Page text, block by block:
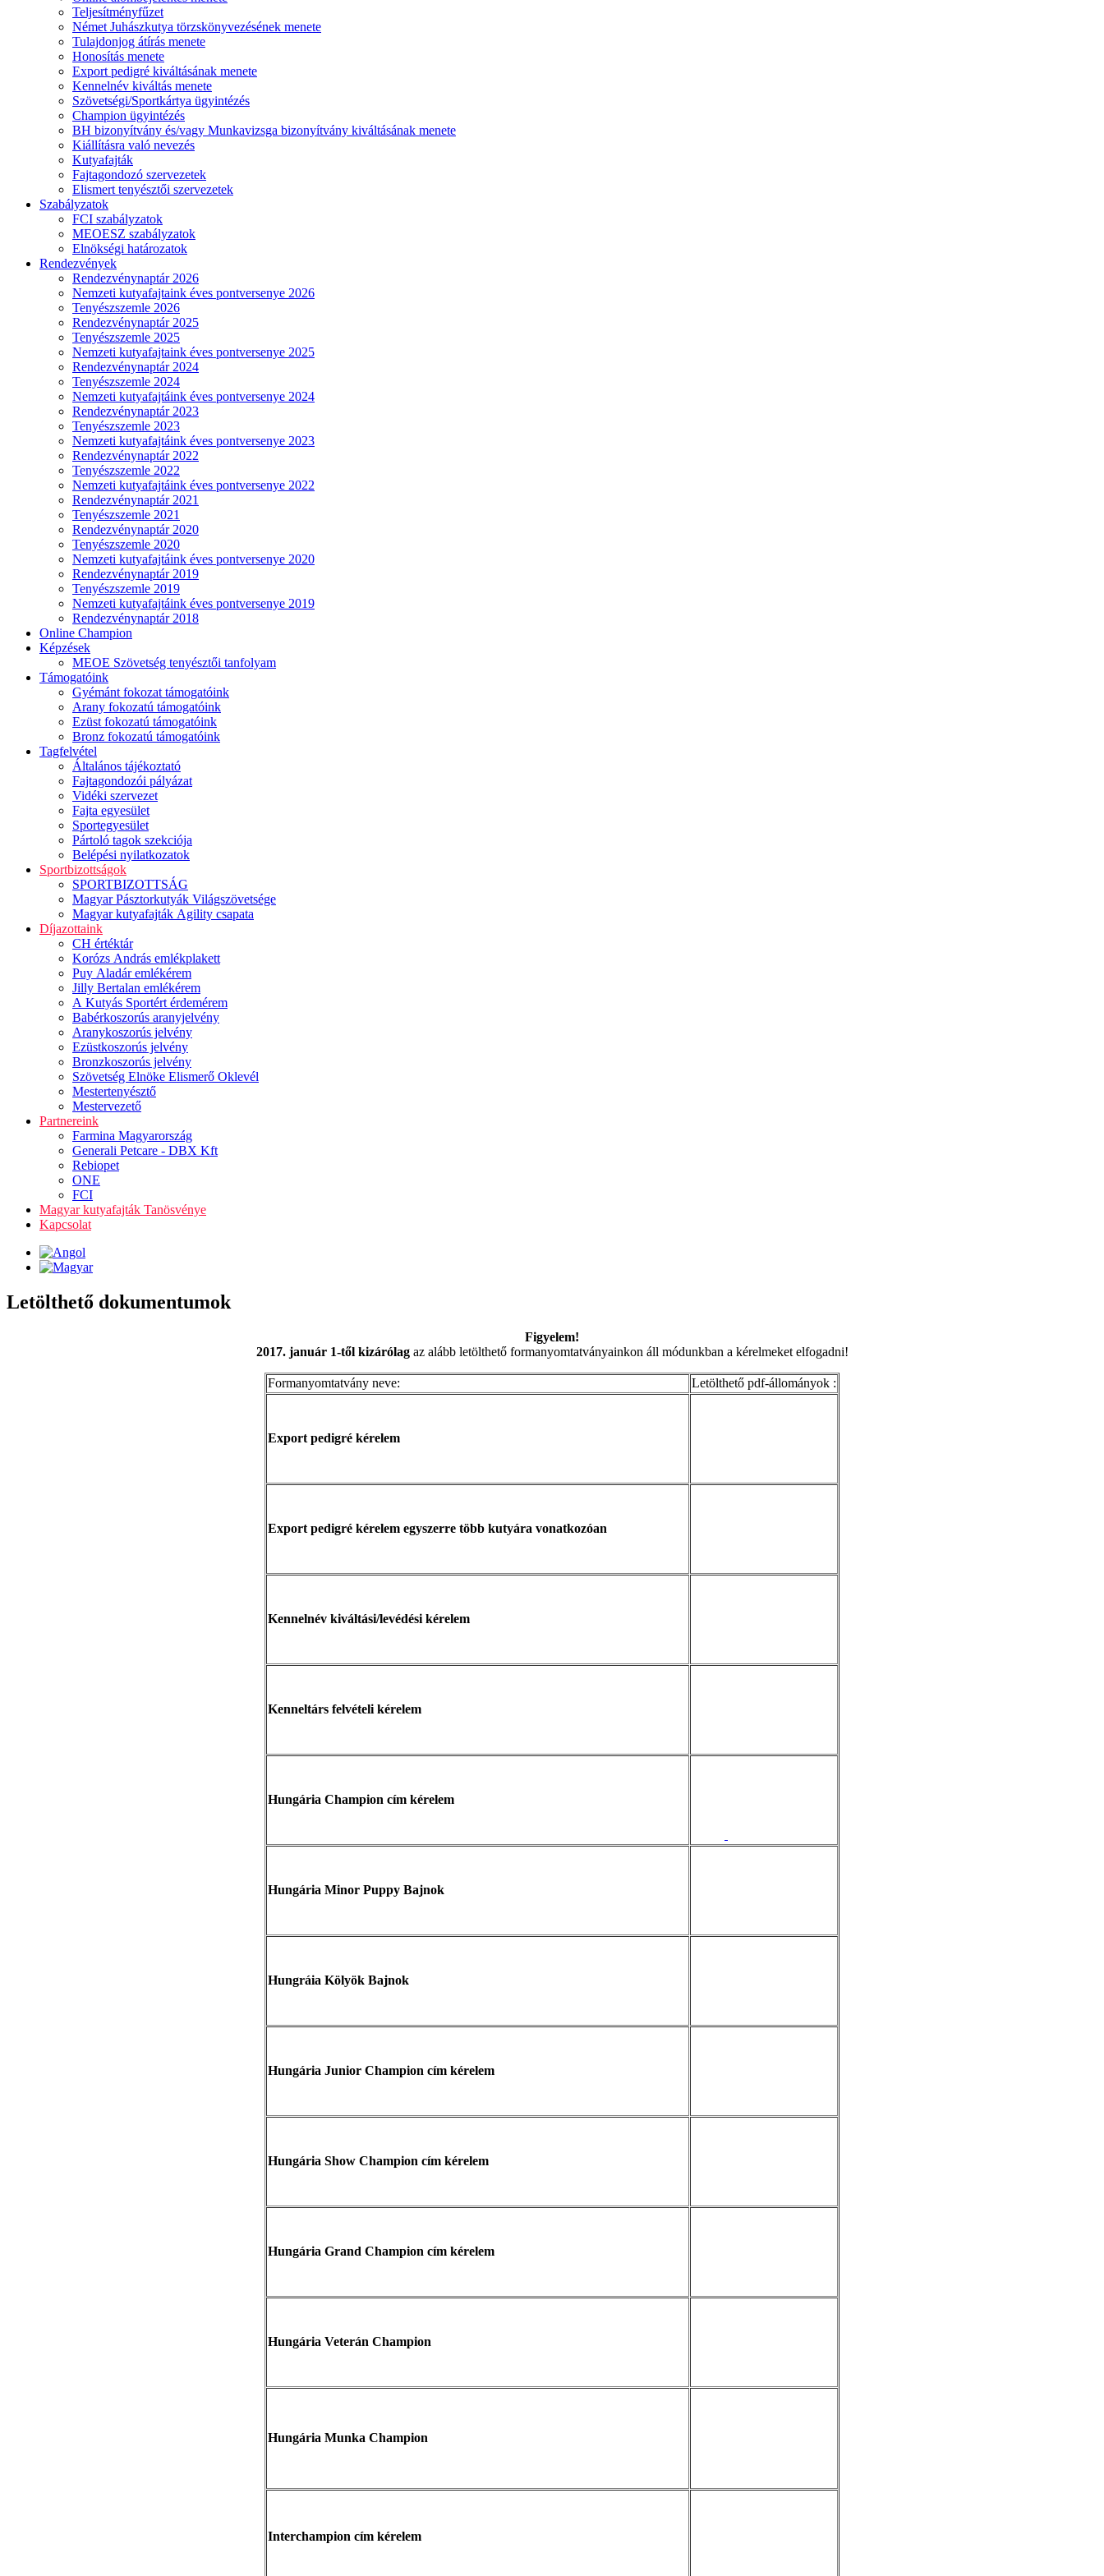
Teljesítményfűzet
Német Juhászkutya törzskönyvezésének menete
Tulajdonjog átírás menete
Honosítás menete
Export pedigré kiváltásának menete
Kennelnév kiváltás menete
Szövetségi/Sportkártya ügyintézés
Champion ügyintézés
BH bizonyítvány és/vagy Munkavizsga bizonyítvány kiváltásának menete
Kiállításra való nevezés
Kutyafajták
Fajtagondozó szervezetek
Elismert tenyésztői szervezetek
Szabályzatok
FCI szabályzatok
MEOESZ szabályzatok
Elnökségi határozatok
Rendezvények
Rendezvénynaptár 2026
Nemzeti kutyafajtaink éves pontversenye 2026
Tenyészszemle 2026
Rendezvénynaptár 2025
Tenyészszemle 2025
Nemzeti kutyafajtaink éves pontversenye 2025
Rendezvénynaptár 2024
Tenyészszemle 2024
Nemzeti kutyafajtáink éves pontversenye 2024
Rendezvénynaptár 2023
Tenyészszemle 2023
Nemzeti kutyafajtáink éves pontversenye 2023
Rendezvénynaptár 2022
Tenyészszemle 2022
Nemzeti kutyafajtáink éves pontversenye 2022
Rendezvénynaptár 2021
Tenyészszemle 2021
Rendezvénynaptár 2020
Tenyészszemle 2020
Nemzeti kutyafajtáink éves pontversenye 2020
Rendezvénynaptár 2019
Tenyészszemle 2019
Nemzeti kutyafajtáink éves pontversenye 2019
Rendezvénynaptár 2018
Online Champion
Képzések
MEOE Szövetség tenyésztői tanfolyam
Támogatóink
Gyémánt fokozat támogatóink
Arany fokozatú támogatóink
Ezüst fokozatú támogatóink
Bronz fokozatú támogatóink
Tagfelvétel
Általános tájékoztató
Fajtagondozói pályázat
Vidéki szervezet
Fajta egyesület
Sportegyesület
Pártoló tagok szekciója
Belépési nyilatkozatok
Sportbizottságok
SPORTBIZOTTSÁG
Magyar Pásztorkutyák Világszövetsége
Magyar kutyafajták Agility csapata
Díjazottaink
CH értéktár
Korózs András emlékplakett
Puy Aladár emlékérem
Jilly Bertalan emlékérem
A Kutyás Sportért érdemérem
Babérkoszorús aranyjelvény
Aranykoszorús jelvény
Ezüstkoszorús jelvény
Bronzkoszorús jelvény
Szövetség Elnöke Elismerő Oklevél
Mestertenyésztő
Mestervezető
Partnereink
Farmina Magyarország
Generali Petcare - DBX Kft
Rebiopet
ONE
FCI
Magyar kutyafajták Tanösvénye
Kapcsolat
Letölthető dokumentumok
Figyelem!
2017. január 1-től kizárólagaz alább letölthető formanyomtatványainkon áll módunkban a kérelmeket elfogadni!
Formanyomtatvány neve: Letölthető pdf-állományok :
Export pedigré kérelem
Export pedigré kérelem egyszerre több kutyára vonatkozóan
Kennelnév kiváltási/levédési kérelem
Kenneltárs felvételi kérelem
Hungária Champion cím kérelem
Hungária Minor Puppy Bajnok
Hungráia Kölyök Bajnok
Hungária Junior Champion cím kérelem
Hungária Show Champion cím kérelem
Hungária Grand Champion cím kérelem
Hungária Veterán Champion
Hungária Munka Champion
Interchampion cím kérelem